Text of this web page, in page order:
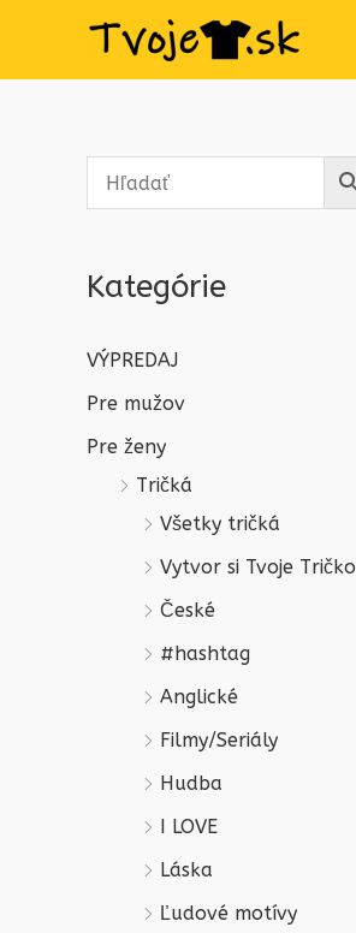
Kategórie
VÝPREDAJ
Pre mužov
Pre ženy
Tričká
Všetky tričká
Vytvor si Tvoje Tričko
České
#hashtag
Anglické
Filmy/Seriály
Hudba
I LOVE
Láska
Ľudové motívy